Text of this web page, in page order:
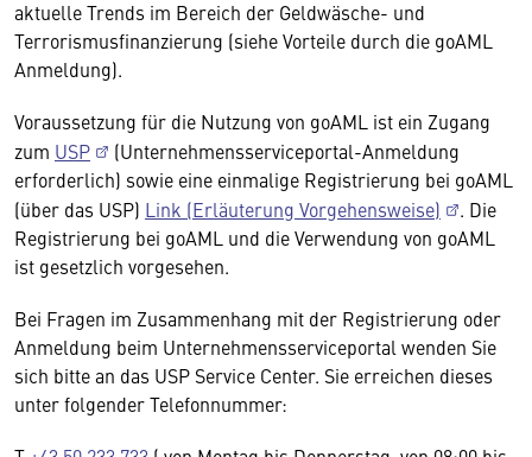
aktuelle Trends im Bereich der Geldwäsche- und
Terrorismusfinanzierung (siehe Vorteile durch die goAML
Anmeldung).
Voraussetzung für die Nutzung von goAML ist ein Zugang
zum USP
(Unternehmensserviceportal-Anmeldung
erforderlich) sowie eine einmalige Registrierung bei goAML
(über das USP) Link (Erläuterung Vorgehensweise)
. Die
Registrierung bei goAML und die Verwendung von goAML
ist gesetzlich vorgesehen.
Bei Fragen im Zusammenhang mit der Registrierung oder
Anmeldung beim Unternehmensserviceportal wenden Sie
sich bitte an das USP Service Center. Sie erreichen dieses
unter folgender Telefonnummer: